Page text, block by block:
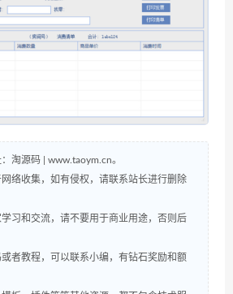
淘源码 | www.taoym.cn。
络收集，如有侵权，请联系站长进行删除
习和交流，请不要用于商业用途，否则后
者教程，可以联系小编，有钻石奖励和额